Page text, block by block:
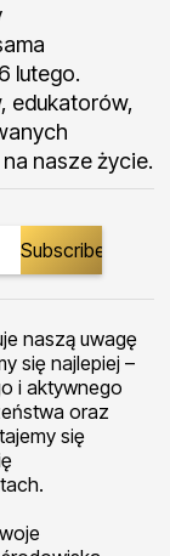
lutego.
edukatorów,
nasze życie.
naszą uwagę
się najlepiej –
i aktywnego
oraz
się